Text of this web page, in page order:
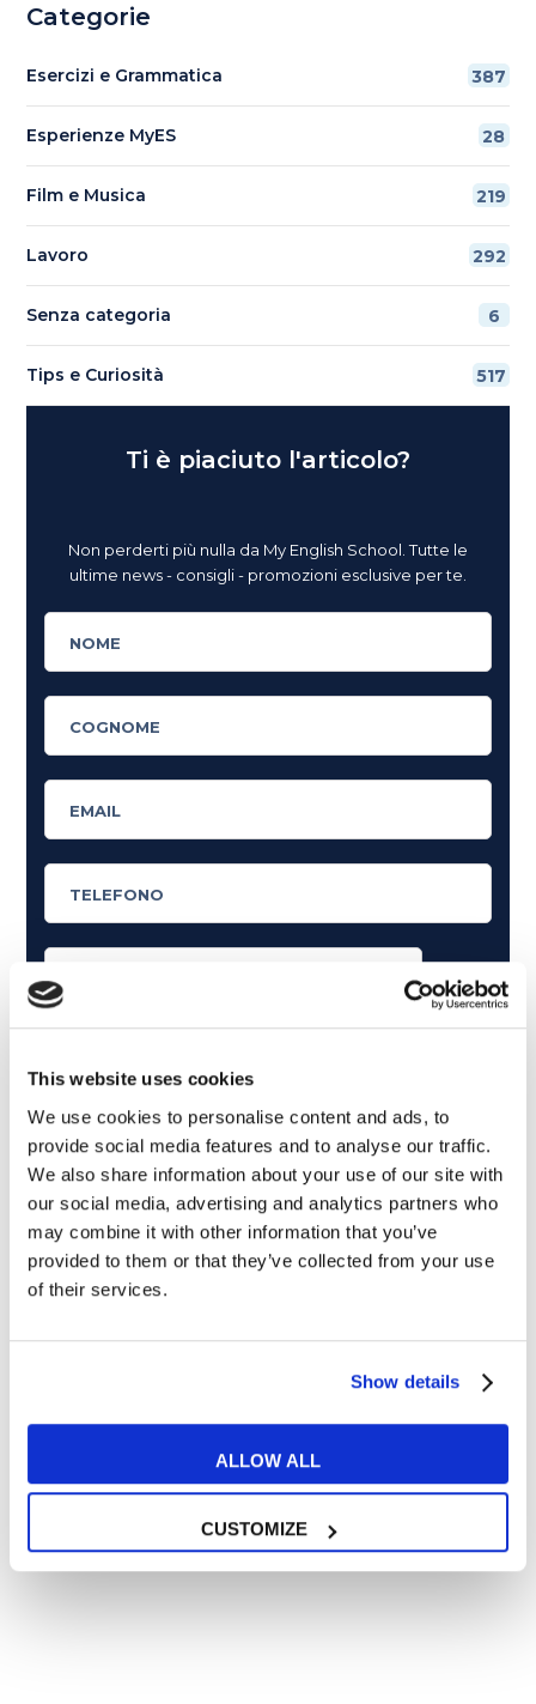
This website uses cookies
We use cookies to personalise content and ads, to
provide social media features and to analyse our traffic.
We also share information about your use of our site with
our social media, advertising and analytics partners who
may combine it with other information that you’ve
provided to them or that they’ve collected from your use
of their services.
Show details
ALLOW ALL
CUSTOMIZE
Categorie
Esercizi e Grammatica 387
Esperienze MyES 28
Film e Musica 219
Lavoro 292
Senza categoria 6
Tips e Curiosità 517
Ti è piaciuto l'articolo?
Non perderti più nulla da My English School. Tutte le
ultime news - consigli - promozioni esclusive per te.
Articoli dedicati alla grammatica inglese
Articoli dedicati a inglese nel mondo del lavoro
Articoli con tips e new sulla lingua inglese
Articoli divertenti su film e musica
In quanto di età superiore ai 16 anni, dichiaro di acconsentire
al trattamento dei miei dati personali in conformità
all’informativa privacy.
Desidero ricevere comunicazioni commerciali e promozionali